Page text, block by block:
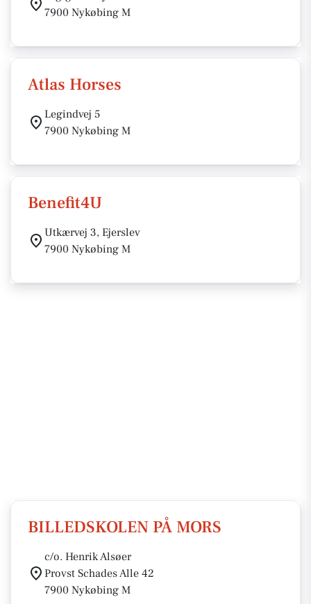
7900 Nykøbing M
Atlas Horses
Legindvej 5
7900 Nykøbing M
Benefit4U
Utkærvej 3, Ejerslev
7900 Nykøbing M
BILLEDSKOLEN PÅ MORS
c/o. Henrik Alsøer
Provst Schades Alle 42
7900 Nykøbing M